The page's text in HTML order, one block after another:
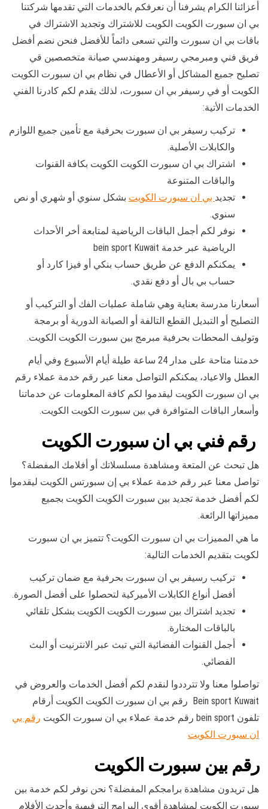
أعزائنا الكرام يشرفنا أن نعرفكم بالخدمات التي تقدمها شركتنا
بي ان سبورت الكويت الكويت للاشتراك وتجديد الاشتراك في
باقات بي ان سبورت والتي تسعى دائماً للأفضل فنحن نضم أفضل
فريق فني ومبرمجي رسيفر ومهندسي صيانة متخصصين قي
تصليح جميع المشاكل أو الأعطال في نظام بي ان سبورت الكويت
الكويت أو في رسيفر بي ان سبورت، لذلك يقدم لكم كادرنا الفني
الخدمات الأتية:
تركيب رسيفر بي ان سبورت بحرفية مع تأمين جميع اللوازم
والكابلات الأصلية.
اشتراك بي ان سبورت الكويت الكويت بكافة القنوات
والباقات المتنوعة
تجديد بي ان سبورت الكويت بشكل سنوي أو شهري أو نص
سنوي.
نوفر لكم أجمل الباقات الرياضية لمتابعة أخر الأحداث
الرياضية عبر خدمة bein sport Kuwait
يمكنكم الدفع عن طريق حساب بنكي أو فيزا كارد أو
حساب بي بال أو دفع نقدي.
أسعارنا مدرسة بعناية وهي شاملة عمليات الفك أو التركيب أو
التصليح أو التبديل القطع التالفة أو الصيانة الدورية أو برمجة
وتوليف المحطات بحرفية مبرمج بين سبورت الكويت الكويت.
خدمتنا متاحة على مدار 24 ساعة طيلة أيام الأسبوع وفي أيام
العطل والاعياد، يمكنكم التواصل معنا عبر رقم خدمة عملاء رقم
بي ان سبورت الكويت ليقدموا لكم كافة المعلومات عن خدماتنا
وأسعار الباقات المتوافرة في بين سبورت الكويت الكويت.
رقم فني بي ان سبورت الكويت
هل تبحث عن المتعة ومشاهدة مسلسلاتك أو أفلامك المفضلة؟
تواصل معنا عبر رقم خدمة عملاء بي إن سبورتس الكويت ليقدموا
لكم أفضل خدمة تجديد بين سبورت الكويت الكويت بجميع
مميزاتها الرائعة.
ما هي المميزات بي ان سبورت الكويت؟ تتميز بي ان سبورت
لكويت بتقديم الخدمات التالية:
تركيب رسيفر بي ان سبورت بحرفية مع ضمان تركيب
أفضل أنواع الكابلات الأميركية لتحصلوا على أفضل الصورة.
تجديد اشتراك بين سبورت الكويت الكويت بشكل تلقائي
بالباقات المختارة.
أجمل القنوات الفضائية التي تبث عبر الانترنيت أو البث
الفضائي.
تواصلوا معنا ولا تترددوا لنقدم لكم أفضل الخدمات والعروض في
Bein sport Kuwait رقم بي ان سبورت الكويت الكويت أرقام
تلفون bein sport رقم خدمة عملاء بي ان سبورت الكويت
رقم بي
ان سبورت الكويت
رقم بين سبورت الكويت
هل تريدون مشاهدة برامجكم المفضلة؟ نحن نوفر لكم خدمة بين
سبورت الكويت لمشاهدة أقوى البرامج الترفيهية وأحدث الأفلام